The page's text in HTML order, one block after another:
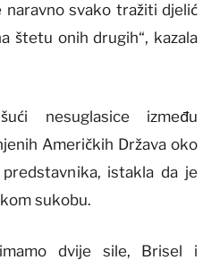
svako tražiti djelić
štetu onih drugih“, kazala
nesuglasice između
Američkih Država oko
istakla da je
sukobu.
dvije sile, Brisel i